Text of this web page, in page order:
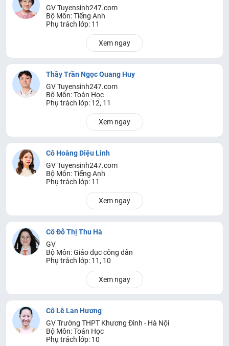
GV Tuyensinh247.com
Bộ Môn: Tiếng Anh
Phụ trách lớp: 11
Xem ngay
Thầy Trần Ngọc Quang Huy
GV Tuyensinh247.com
Bộ Môn: Toán Học
Phụ trách lớp: 12, 11
Xem ngay
Cô Hoàng Diệu Linh
GV Tuyensinh247.com
Bộ Môn: Tiếng Anh
Phụ trách lớp: 11
Xem ngay
Cô Đỗ Thị Thu Hà
GV
Bộ Môn: Giáo dục công dân
Phụ trách lớp: 11, 10
Xem ngay
Cô Lê Lan Hương
GV Trường THPT Khương Đình - Hà Nội
Bộ Môn: Toán Học
Phụ trách lớp: 10